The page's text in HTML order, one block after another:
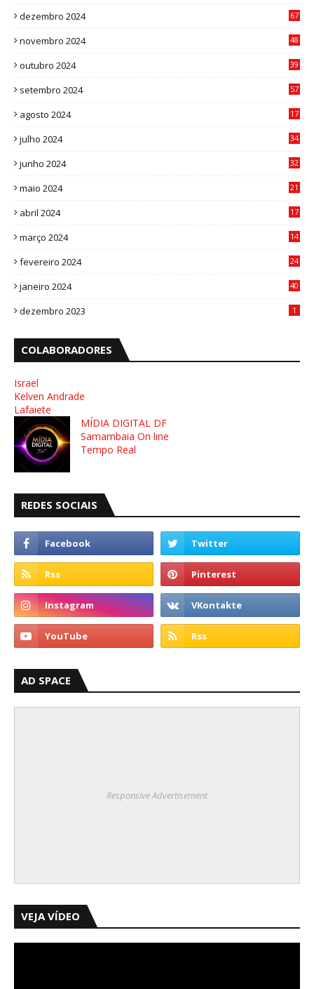
dezembro 2024
67
novembro 2024
48
outubro 2024
39
setembro 2024
57
agosto 2024
17
julho 2024
34
junho 2024
32
maio 2024
21
abril 2024
17
março 2024
14
fevereiro 2024
24
janeiro 2024
40
dezembro 2023 1
COLABORADORES
Israel
Kelven Andrade
Lafaiete
MÍDIA DIGITAL DF
Samambaia On line
Tempo Real
REDES SOCIAIS
AD SPACE
Responsive Advertisement
VEJA VÍDEO